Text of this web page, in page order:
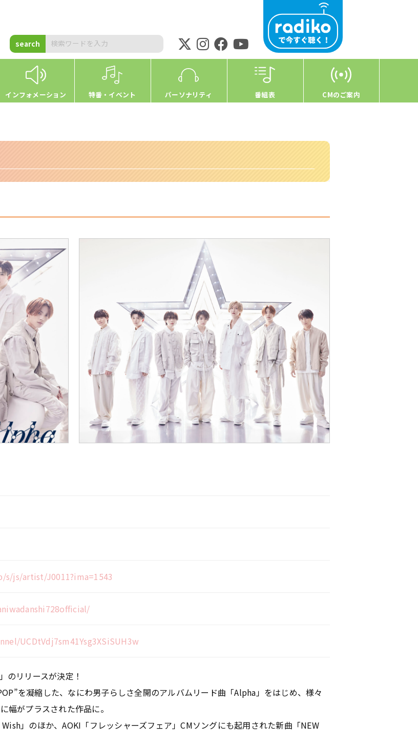
search
インフォメーション 特番・イベント パーソナリティ 番組表 CMのご案内
js/artist/J0011?ima=1543
UCDtVdj7sm41Ysg3XSiSUH3w
のリリースが決定！
を凝縮した、なにわ男子らしさ全開のアルバムリード曲「Alpha」をはじめ、様々
幅がプラスされた作品に。
」のほか、AOKI「フレッシャーズフェア」CMソングにも起用された新曲「NEW